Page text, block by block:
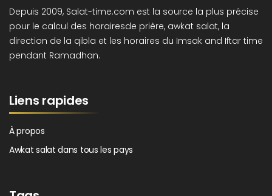
Depuis 2009, Salat-time.com est la source la plus précise
pour le calcul des horairesde prière, awkat salat, la
direction de la qibla et les horaires du Imsak and Iftar time
pendant Ramadhan.
Liens rapides
À propos
Awkat salat dans tous les pays